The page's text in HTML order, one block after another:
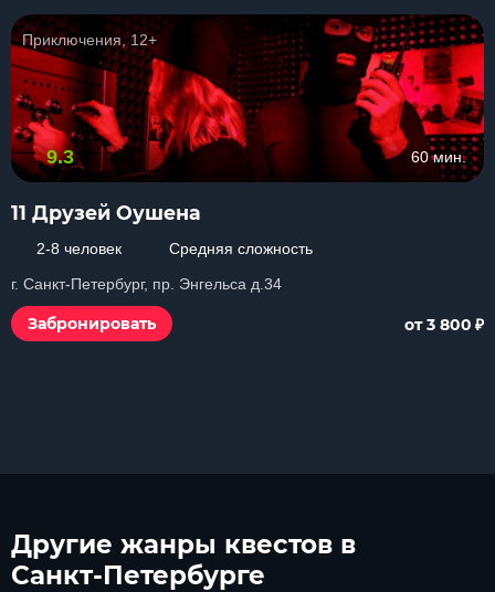
Приключения, 12+
9.3 60 мин.
11 Друзей Оушена
2-8 человек
Средняя сложность
г. Санкт-Петербург, пр. Энгельса д.34
Забронировать от 3 800 ₽
Другие жанры квестов в
Санкт-Петербурге